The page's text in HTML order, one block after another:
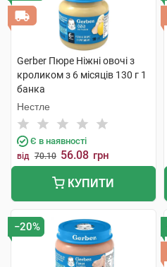
Gerber Пюре Ніжні овочі з
кроликом з 6 місяців 130 г 1
банка
Нестле
Є в наявності
від 70.10 56.08 грн
КУПИТИ
−20%